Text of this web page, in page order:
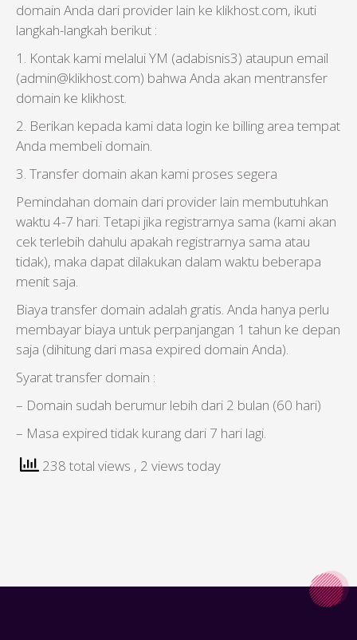
domain Anda dari provider lain ke klikhost.com, ikuti
langkah-langkah berikut :
1. Kontak kami melalui YM (adabisnis3) ataupun email
(admin@klikhost.com) bahwa Anda akan mentransfer
domain ke klikhost.
2. Berikan kepada kami data login ke billing area tempat
Anda membeli domain.
3. Transfer domain akan kami proses segera
Pemindahan domain dari provider lain membutuhkan
waktu 4-7 hari. Tetapi jika registrarnya sama (kami akan
cek terlebih dahulu apakah registrarnya sama atau
tidak), maka dapat dilakukan dalam waktu beberapa
menit saja.
Biaya transfer domain adalah gratis. Anda hanya perlu
membayar biaya untuk perpanjangan 1 tahun ke depan
saja (dihitung dari masa expired domain Anda).
Syarat transfer domain :
– Domain sudah berumur lebih dari 2 bulan (60 hari)
– Masa expired tidak kurang dari 7 hari lagi.
238 total views , 2 views today